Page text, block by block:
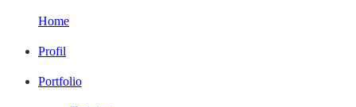
Home
Profil
Portfolio